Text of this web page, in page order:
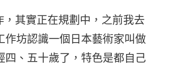
，其實正在規劃中，之前我去
作坊認識一個日本藝術家叫做
四、五十歲了，特色是都自己